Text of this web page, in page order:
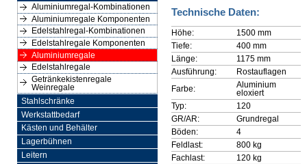
Aluminiumregal-Kombinationen
Aluminiumregale Komponenten
Edelstahlregal-Kombinationen
Edelstahlregale Komponenten
Aluminiumregale
Edelstahlregale
Getränkekistenregale
Weinregale
Stahlschränke
Werkstattbedarf
Kästen und Behälter
Lagerbühnen
Leitern
Technische Daten:
Höhe:
1500 mm
Tiefe:
400 mm
Länge:
1175 mm
Ausführung:
Rostauflagen
Farbe:
Aluminium
eloxiert
Typ:
120
GR/AR:
Grundregal
Böden:
4
Feldlast:
800 kg
Fachlast:
120 kg